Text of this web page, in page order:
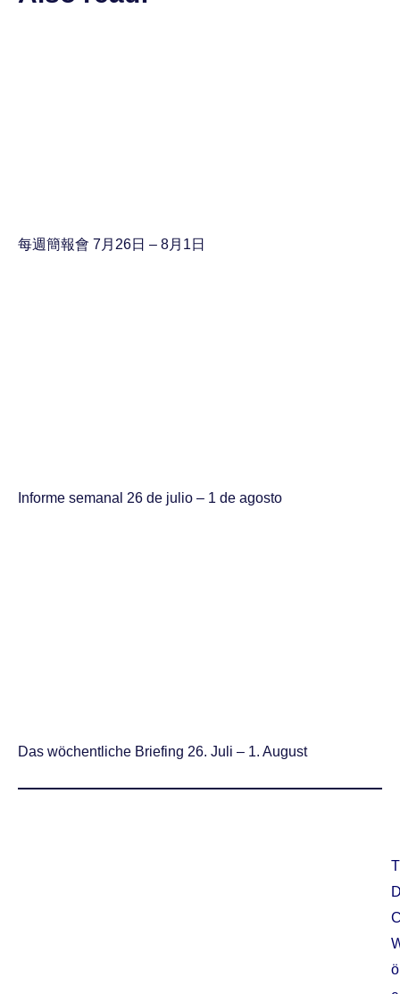
每週簡報會 7月26日 – 8月1日
Informe semanal 26 de julio – 1 de agosto
Das wöchentliche Briefing 26. Juli – 1. August
T
ö